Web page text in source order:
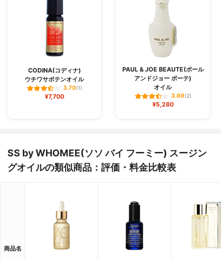
CODINA(コディナ)
ウチワサボテンオイル
3.70(1)
¥7,700
PAUL & JOE BEAUTE(ポール
アンドジョー ボーテ)
オイル
3.69(2)
¥5,280
SS by WHOMEE(ソソ バイ フーミー) スージン
グオイルの類似商品：評価・料金比較表
商品名